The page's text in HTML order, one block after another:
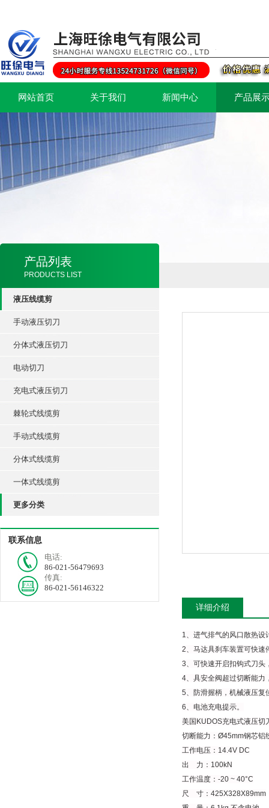
网站首页 关于我们 新闻中心 产品展
产品列表
PRODUCTS LIST
液压线缆剪
手动液压切刀
分体式液压切刀
电动切刀
充电式液压切刀
棘轮式线缆剪
手动式线缆剪
分体式线缆剪
一体式线缆剪
更多分类
联系信息
电话:
86-021-56479693
传真:
86-021-56146322
详细介绍
1、进气排气的风口散热设
2、马达具刹车装置可快速
3、可快速开启扣钩式刀头
4、具安全阀超过切断能力
5、防滑握柄，机械液压复
6、电池充电提示。
美国KUDOS充电式液压切
切断能力：Ø45mm钢芯铝
工作电压：14.4V DC
出 力：100kN
工作温度：-20 ~ 40°C
尺 寸：425X328X89mm